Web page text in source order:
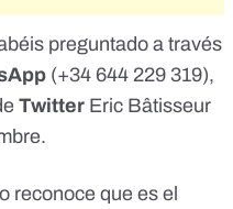
preguntado a través
(+34 644 229 319),
Twitter Eric Bâtisseur
.
reconoce que es el